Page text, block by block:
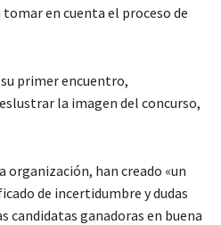
en cuenta el proceso de
primer encuentro,
la imagen del concurso,
organización, han creado «un
de incertidumbre y dudas
candidatas ganadoras en buena